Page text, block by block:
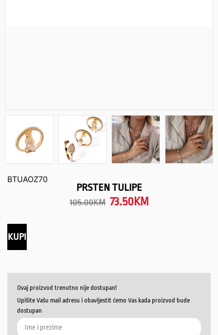
BTUAOZ70
PRSTEN TULIPE
105.00KM 73.50 KM
KUPI
Ovaj proizvod trenutno nije dostupan!
Upišite Vašu mail adresu i obavijestit ćemo Vas kada proizvod bude
dostupan